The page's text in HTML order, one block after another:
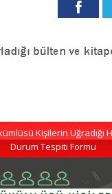
Kişilerin Uğradığı
Durum Tespiti Formu